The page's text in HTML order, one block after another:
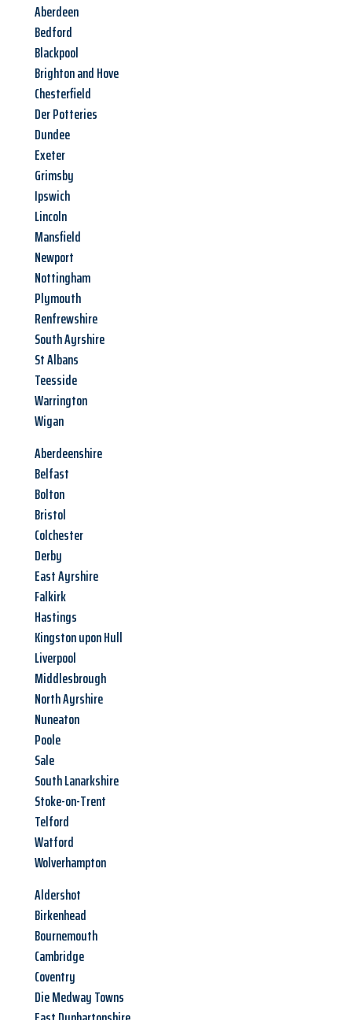
Aberdeen
Bedford
Blackpool
Brighton and Hove
Chesterfield
Der Potteries
Dundee
Exeter
Grimsby
Ipswich
Lincoln
Mansfield
Newport
Nottingham
Plymouth
Renfrewshire
South Ayrshire
St Albans
Teesside
Warrington
Wigan
Aberdeenshire
Belfast
Bolton
Bristol
Colchester
Derby
East Ayrshire
Falkirk
Hastings
Kingston upon Hull
Liverpool
Middlesbrough
North Ayrshire
Nuneaton
Poole
Sale
South Lanarkshire
Stoke-on-Trent
Telford
Watford
Wolverhampton
Aldershot
Birkenhead
Bournemouth
Cambridge
Coventry
Die Medway Towns